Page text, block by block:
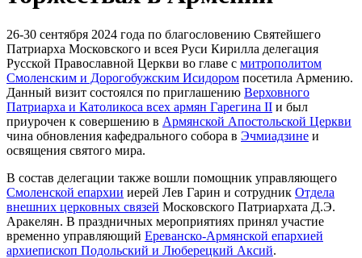
26-30 сентября 2024 года по благословению Святейшего
Патриарха Московского и всея Руси Кирилла делегация
Русской Православной Церкви во главе с митрополитом
Смоленским и Дорогобужским Исидором посетила Армению.
Данный визит состоялся по приглашению Верховного
Патриарха и Католикоса всех армян Гарегина II и был
приурочен к совершению в Армянской Апостольской Церкви
чина обновления кафедрального собора в Эчмиадзине и
освящения святого мира.
В состав делегации также вошли помощник управляющего
Смоленской епархии иерей Лев Гарин и сотрудник Отдела
внешних церковных связей Московского Патриархата Д.Э.
Аракелян. В праздничных мероприятиях принял участие
временно управляющий Ереванско-Армянской епархией
архиепископ Подольский и Люберецкий Аксий.